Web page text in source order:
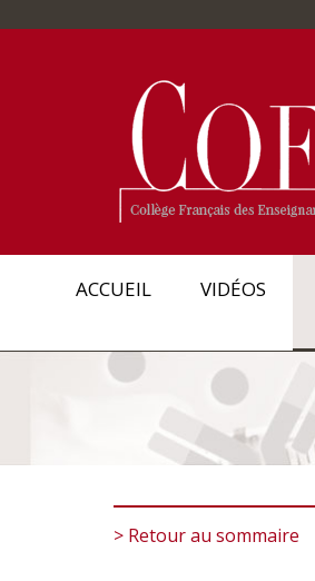
ACCUEIL VIDÉOS
> Retour au sommaire